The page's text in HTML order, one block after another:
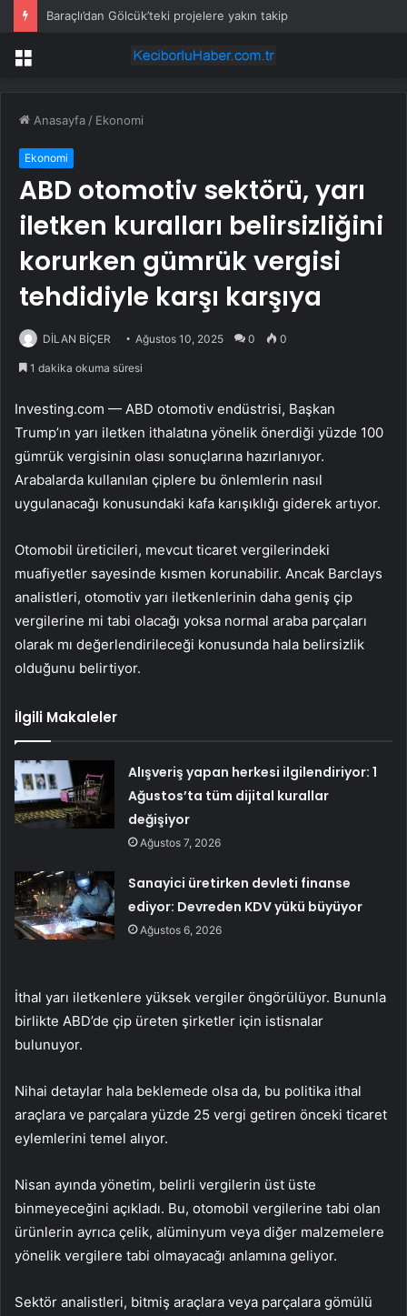
Baraçlı’dan Gölcük’teki projelere yakın takip
Menü
Anasayfa / Ekonomi
Ekonomi
ABD otomotiv sektörü, yarı
iletken kuralları belirsizliğini
korurken gümrük vergisi
tehdidiyle karşı karşıya
DİLAN BİÇER Ağustos 10, 2025 0 0
1 dakika okuma süresi
Investing.com — ABD otomotiv endüstrisi, Başkan
Trump’ın yarı iletken ithalatına yönelik önerdiği yüzde 100
gümrük vergisinin olası sonuçlarına hazırlanıyor.
Arabalarda kullanılan çiplere bu önlemlerin nasıl
uygulanacağı konusundaki kafa karışıklığı giderek artıyor.
Otomobil üreticileri, mevcut ticaret vergilerindeki
muafiyetler sayesinde kısmen korunabilir. Ancak Barclays
analistleri, otomotiv yarı iletkenlerinin daha geniş çip
vergilerine mi tabi olacağı yoksa normal araba parçaları
olarak mı değerlendirileceği konusunda hala belirsizlik
olduğunu belirtiyor.
İlgili Makaleler
Alışveriş yapan herkesi ilgilendiriyor: 1
Ağustos’ta tüm dijital kurallar
değişiyor
Ağustos 7, 2026
Sanayici üretirken devleti finanse
ediyor: Devreden KDV yükü büyüyor
Ağustos 6, 2026
İthal yarı iletkenlere yüksek vergiler öngörülüyor. Bununla
birlikte ABD’de çip üreten şirketler için istisnalar
bulunuyor.
Nihai detaylar hala beklemede olsa da, bu politika ithal
araçlara ve parçalara yüzde 25 vergi getiren önceki ticaret
eylemlerini temel alıyor.
Nisan ayında yönetim, belirli vergilerin üst üste
binmeyeceğini açıkladı. Bu, otomobil vergilerine tabi olan
ürünlerin ayrıca çelik, alüminyum veya diğer malzemelere
yönelik vergilere tabi olmayacağı anlamına geliyor.
Sektör analistleri, bitmiş araçlara veya parçalara gömülü